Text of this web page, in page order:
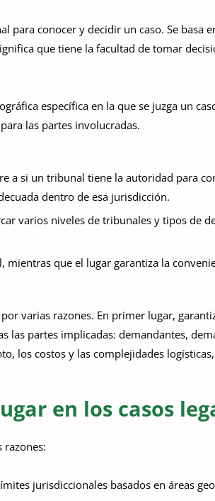
conocer y decidir un caso. Se basa
que tiene la facultad de tomar
específica en la que se juzga un
las partes involucradas.
a si un tribunal tiene la autoridad para
dentro de esa jurisdicción.
varios niveles de tribunales y tipos de
que el lugar garantiza la
varias razones. En primer lugar,
las partes implicadas: demandantes,
los costos y las complejidades
en los casos
razones:
jurisdiccionales basados en áreas